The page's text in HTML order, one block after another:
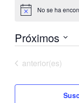
Aviso No se ha
Próximos
fecha.
Eventos
anterior(es)